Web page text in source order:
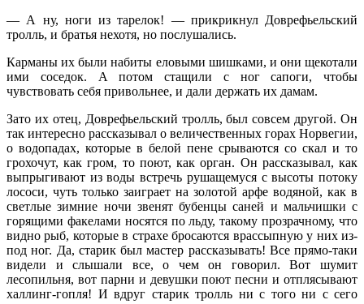
— А ну, ноги из тарелок! — прикрикнул Доврефьельский
тролль, и братья нехотя, но послушались.
Карманы их были набиты еловыми шишками, и они щекотали
ими соседок. А потом стащили с ног сапоги, чтобы
чувствовать себя привольнее, и дали держать их дамам.
Зато их отец, Доврефьельский тролль, был совсем другой. Он
так интересно рассказывал о величественных горах Норвегии,
о водопадах, которые в белой пене срываются со скал и то
грохочут, как гром, то поют, как орган. Он рассказывал, как
выпрыгивают из воды встречь рушащемуся с высоты потоку
лососи, чуть только заиграет на золотой арфе водяной, как в
светлые зимние ночи звенят бубенцы саней и мальчишки с
горящими факелами носятся по льду, такому прозрачному, что
видно рыб, которые в страхе бросаются врассыпную у них из-
под ног. Да, старик был мастер рассказывать! Все прямо-таки
видели и слышали все, о чем он говорил. Вот шумит
лесопильня, вот парни и девушки поют песни и отплясывают
халлинг-гопля! И вдруг старик тролль ни с того ни с сего